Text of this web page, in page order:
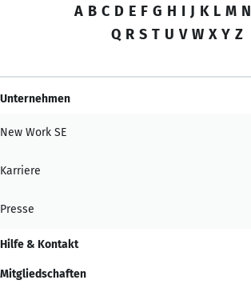
A B C D E F G H I J K L M N
Q R S T U V W X Y Z
Unternehmen
New Work SE
Karriere
Presse
Hilfe & Kontakt
Mitgliedschaften